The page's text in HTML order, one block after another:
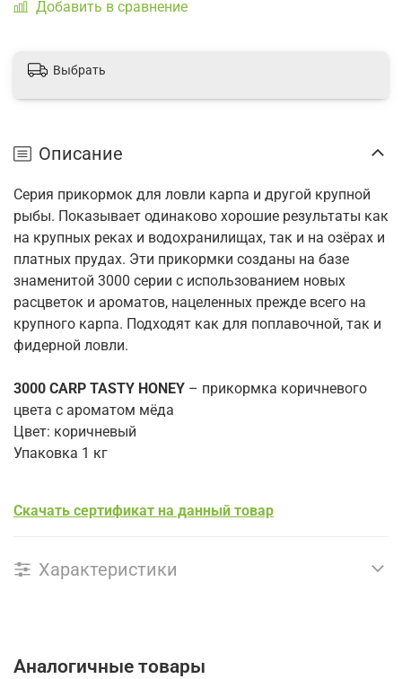
Добавить в сравнение
Выбрать
Описание
Серия прикормок для ловли карпа и другой крупной
рыбы. Показывает одинаково хорошие результаты как
на крупных реках и водохранилищах, так и на озёрах и
платных прудах. Эти прикормки созданы на базе
знаменитой 3000 серии с использованием новых
расцветок и ароматов, нацеленных прежде всего на
крупного карпа. Подходят как для поплавочной, так и
фидерной ловли.
3000 CARP TASTY HONEY – прикормка коричневого
цвета с ароматом мёда
Цвет: коричневый
Упаковка 1 кг
Скачать сертификат на данный товар
Характеристики
Аналогичные товары